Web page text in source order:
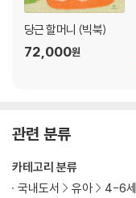
당근 할머니 (빅북)
72,000원
관련 분류
카테고리 분류
국내도서
유아 4-6세